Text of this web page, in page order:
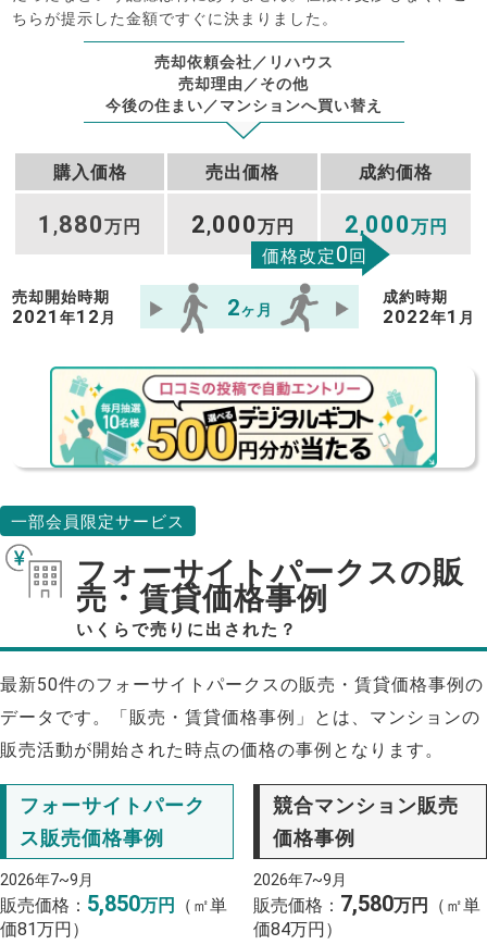
ちらが提示した金額ですぐに決まりました。
売却依頼会社／リハウス
売却理由／その他
今後の住まい／マンションへ買い替え
購入価格 売出価格 成約価格
1 ,880万円 2,000万円 2,000万円
価格改定0回
売却開始時期
2021年12 月 2ヶ月
成約時期
2022年1 月
一部会員限定サービス
フォーサイトパークスの販
売・賃貸価格事例
いくらで売りに出された？
最新50件のフォーサイトパークスの販売・賃貸価格事例の
データです。「販売・賃貸価格事例」とは、マンションの
販売活動が開始された時点の価格の事例となります。
フォーサイトパーク
ス販売価格事例
2026年7~9月
販売価格： 5,850万円
（㎡単
価81万円）
競合マンション販売
価格事例
2026年7~9月
販売価格： 7,580万円
（㎡単
価84万円）